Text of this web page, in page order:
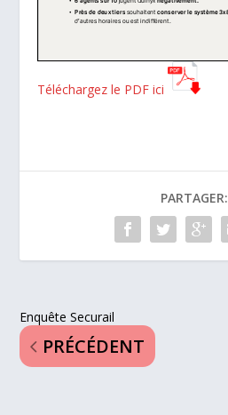
Téléchargez le PDF ici
PARTAGER:
Enquête Securail
PRÉCÉDENT